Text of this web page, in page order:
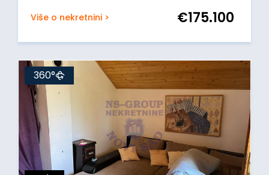
Više o nekretnini > €175.100
360°